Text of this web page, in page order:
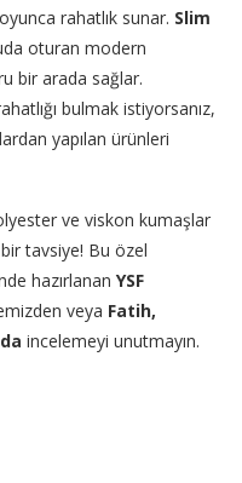
rahatlık sunar. Slim
oturan modern
bir arada sağlar.
bulmak istiyorsanız,
yapılan ürünleri
ve viskon kumaşlar
tavsiye! Bu özel
hazırlanan YSF
veya Fatih,
incelemeyi unutmayın.